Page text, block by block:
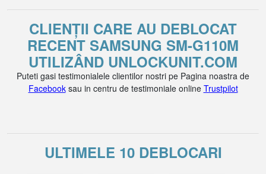
CLIENȚII CARE AU DEBLOCAT
RECENT SAMSUNG SM-G110M
UTILIZÂND UNLOCKUNIT.COM
Puteti gasi testimonialele clientilor nostri pe Pagina noastra de
Facebooksau in centru de testimoniale online Trustpilot
ULTIMELE 10 DEBLOCARI